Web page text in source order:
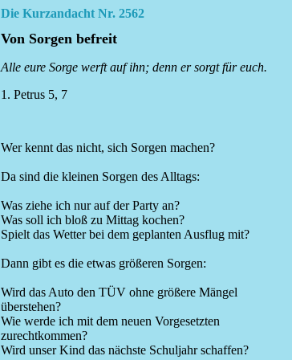
Die Kurzandacht Nr. 2562
Von Sorgen befreit
Alle eure Sorge werft auf ihn; denn er sorgt für euch.
1. Petrus 5, 7
Wer kennt das nicht, sich Sorgen machen?
Da sind die kleinen Sorgen des Alltags:
Was ziehe ich nur auf der Party an?
Was soll ich bloß zu Mittag kochen?
Spielt das Wetter bei dem geplanten Ausflug mit?
Dann gibt es die etwas größeren Sorgen:
Wird das Auto den TÜV ohne größere Mängel
überstehen?
Wie werde ich mit dem neuen Vorgesetzten
zurechtkommen?
Wird unser Kind das nächste Schuljahr schaffen?